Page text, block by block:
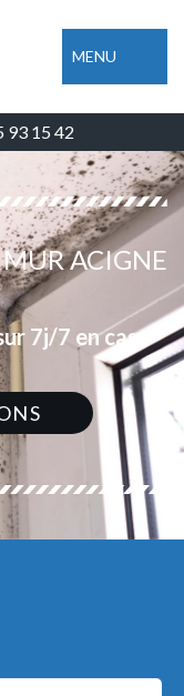
MENU
93 15 42
ACIGNE
7j/7 en cas